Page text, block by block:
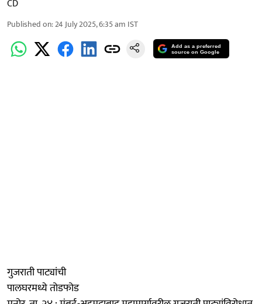
CD
Published on:24 July 2025, 6:35 am IST
Add as a preferred
source on Google
गुजराती पाट्यांची
पालघरमध्ये तोडफोड